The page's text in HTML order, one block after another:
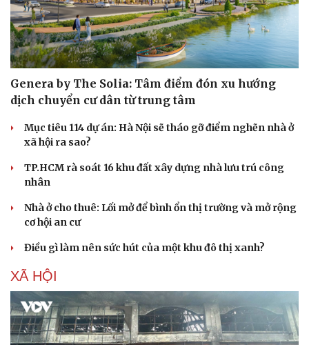
Phòng mạch online
Ăn sạch sống khỏe
Genera by The Solia: Tâm điểm đón xu hướng
dịch chuyển cư dân từ trung tâm
Mục tiêu 114 dự án: Hà Nội sẽ tháo gỡ điểm nghẽn nhà ở
xã hội ra sao?
TP.HCM rà soát 16 khu đất xây dựng nhà lưu trú công
nhân
Nhà ở cho thuê: Lối mở để bình ổn thị trường và mở rộng
cơ hội an cư
Điều gì làm nên sức hút của một khu đô thị xanh?
XÃ HỘI